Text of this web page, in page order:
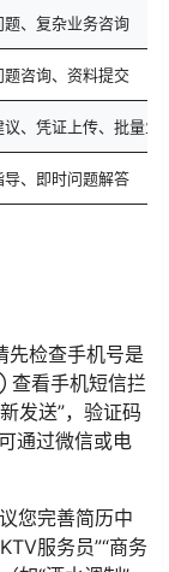
题、复杂业务咨询
题咨询、资料提交
议、凭证上传、批量业
导、即时问题解答
先检查手机号是
看手机短信拦
发送”，验证码
通过微信或电
您完善简历中
服务员”“商务